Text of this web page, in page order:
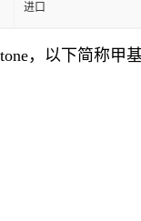
进口
，以下简称甲